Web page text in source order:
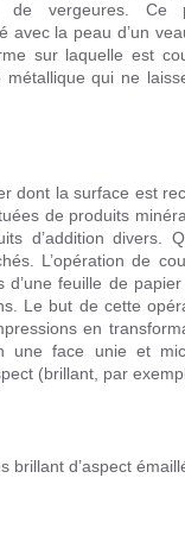
de vergeures. Ce
avec la peau d’un
sur laquelle est
qui ne
dont la surface est
de produits
d’addition divers.
L’opération de
d’une feuille de
Le but de cette
en
une face unie et
(brillant, par
brillant d’aspect